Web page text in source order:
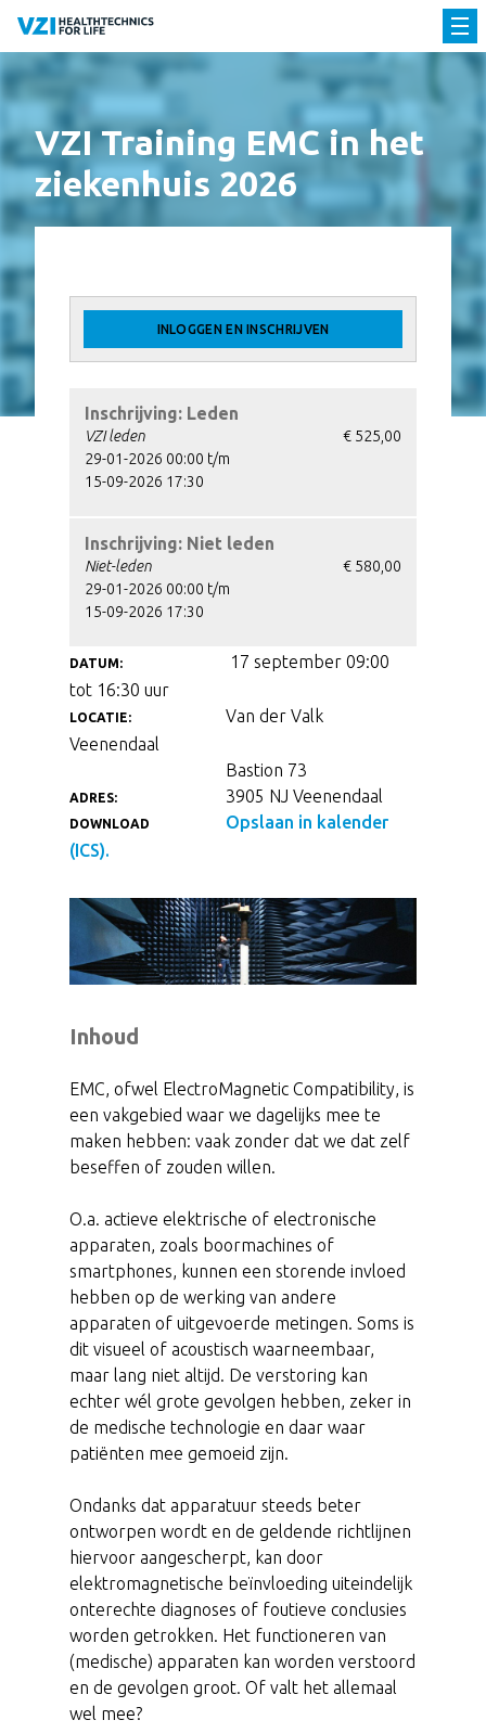
VZI Training EMC in het
ziekenhuis 2026
DATUM:
17 september 09:00
tot 16:30 uur
LOCATIE:
Van der Valk
Veenendaal
ADRES:
Bastion 73
3905 NJ Veenendaal
DOWNLOAD
Opslaan in kalender
(ICS).
Inhoud
EMC, ofwel ElectroMagnetic Compatibility, is
een vakgebied waar we dagelijks mee te
maken hebben: vaak zonder dat we dat zelf
beseffen of zouden willen.
O.a. actieve elektrische of electronische
apparaten, zoals boormachines of
smartphones, kunnen een storende invloed
hebben op de werking van andere
apparaten of uitgevoerde metingen. Soms is
dit visueel of acoustisch waarneembaar,
maar lang niet altijd. De verstoring kan
echter wél grote gevolgen hebben, zeker in
de medische technologie en daar waar
patiënten mee gemoeid zijn.
Ondanks dat apparatuur steeds beter
ontworpen wordt en de geldende richtlijnen
hiervoor aangescherpt, kan door
elektromagnetische beïnvloeding uiteindelijk
onterechte diagnoses of foutieve conclusies
worden getrokken. Het functioneren van
(medische) apparaten kan worden verstoord
en de gevolgen groot. Of valt het allemaal
wel mee?
INLOGGEN EN INSCHRIJVEN
Inschrijving: Leden
€ 525,00
VZI leden
29-01-2026 00:00 t/m
15-09-2026 17:30
Inschrijving: Niet leden
€ 580,00
Niet-leden
29-01-2026 00:00 t/m
15-09-2026 17:30